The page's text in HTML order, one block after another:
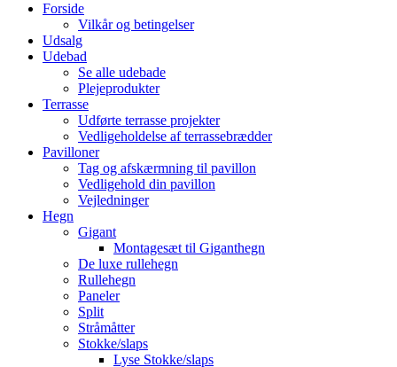
Forside
Vilkår og betingelser
Udsalg
Udebad
Se alle udebade
Plejeprodukter
Terrasse
Udførte terrasse projekter
Vedligeholdelse af terrassebrædder
Pavilloner
Tag og afskærmning til pavillon
Vedligehold din pavillon
Vejledninger
Hegn
Gigant
Montagesæt til Giganthegn
De luxe rullehegn
Rullehegn
Paneler
Split
Stråmåtter
Stokke/slaps
Lyse Stokke/slaps